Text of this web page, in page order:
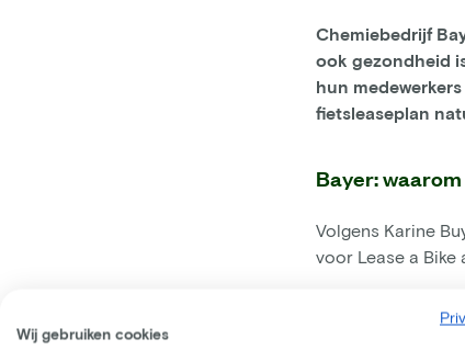
Chemiebedrijf
ook gezondheid
hun
fietsleaseplan
Bayer:
Volgens Karine
voor Lease a Bike
1.
werknemers
Wij gebruiken cookies